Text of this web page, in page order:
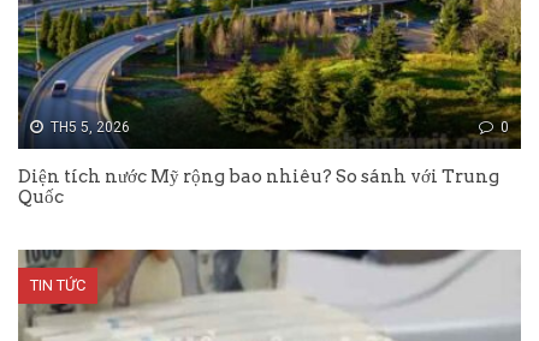
TH5 5, 2026 0
Diện tích nước Mỹ rộng bao nhiêu? So sánh với Trung
Quốc
TIN TỨC